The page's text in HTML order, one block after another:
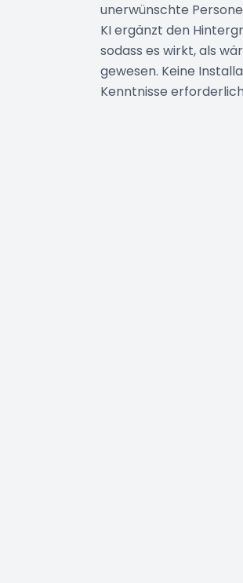
unerwünschte
KI ergänzt den
sodass es wirkt, als
gewesen. Keine
Kenntnisse